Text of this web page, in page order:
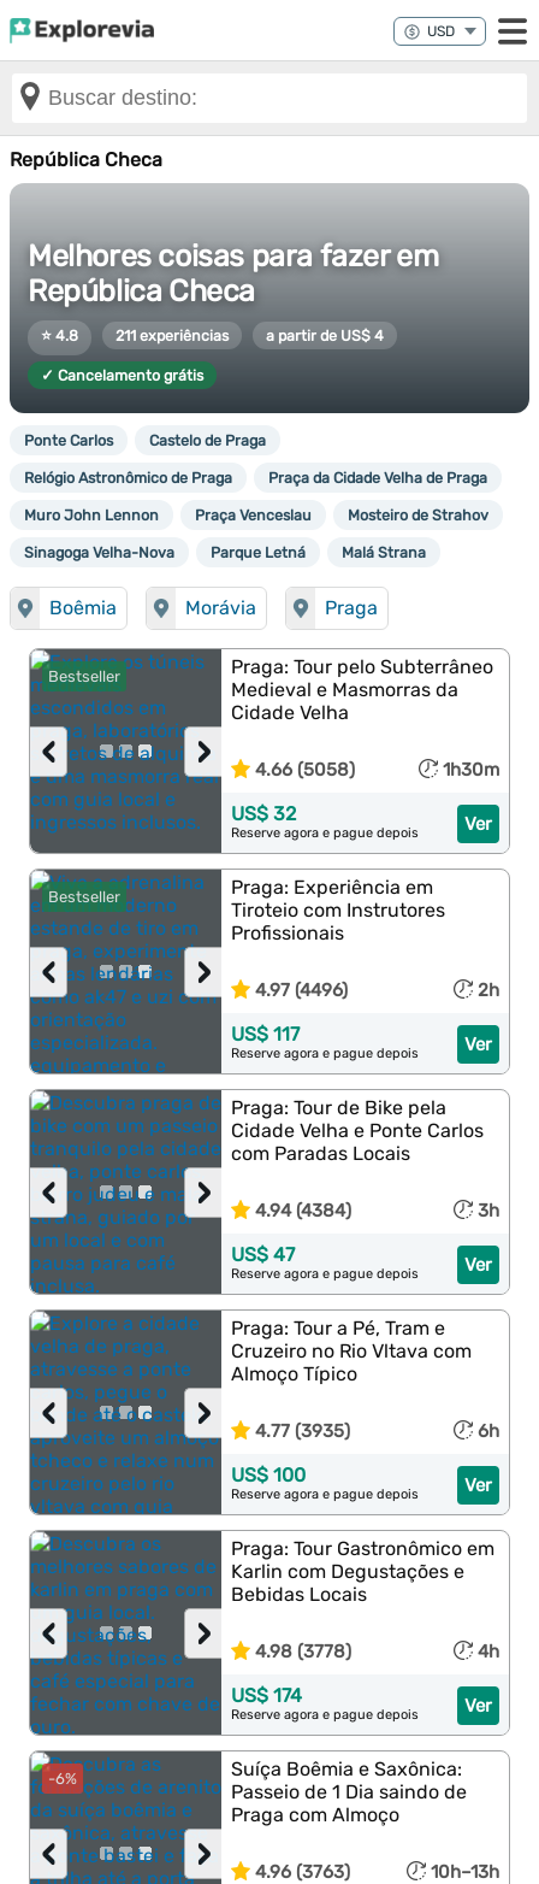
República Checa
Melhores coisas para fazer em
República Checa
⭐ 4.8 211 experiências a partir de US$ 4
✓ Cancelamento grátis
Ponte Carlos Castelo de Praga
Relógio Astronômico de Praga Praça da Cidade Velha de Praga
Muro John Lennon Praça Venceslau Mosteiro de Strahov
Sinagoga Velha-Nova Parque Letná Malá Strana
Boêmia Morávia Praga
Bestseller
›
‹
Praga: Tour pelo Subterrâneo
Medieval e Masmorras da
Cidade Velha
4.66 (5058) 1h30m
Ver
US$ 32
Reserve agora e pague depois
Bestseller
›
‹
Praga: Experiência em
Tiroteio com Instrutores
Profissionais
4.97 (4496) 2h
Ver
US$ 117
Reserve agora e pague depois
›
‹
Praga: Tour de Bike pela
Cidade Velha e Ponte Carlos
com Paradas Locais
4.94 (4384) 3h
Ver
US$ 47
Reserve agora e pague depois
›
‹
Praga: Tour a Pé, Tram e
Cruzeiro no Rio Vltava com
Almoço Típico
4.77 (3935) 6h
Ver
US$ 100
Reserve agora e pague depois
›
‹
Praga: Tour Gastronômico em
Karlin com Degustações e
Bebidas Locais
4.98 (3778) 4h
Ver
US$ 174
Reserve agora e pague depois
-6%
›
‹
Suíça Boêmia e Saxônica:
Passeio de 1 Dia saindo de
Praga com Almoço
4.96 (3763) 10h–13h